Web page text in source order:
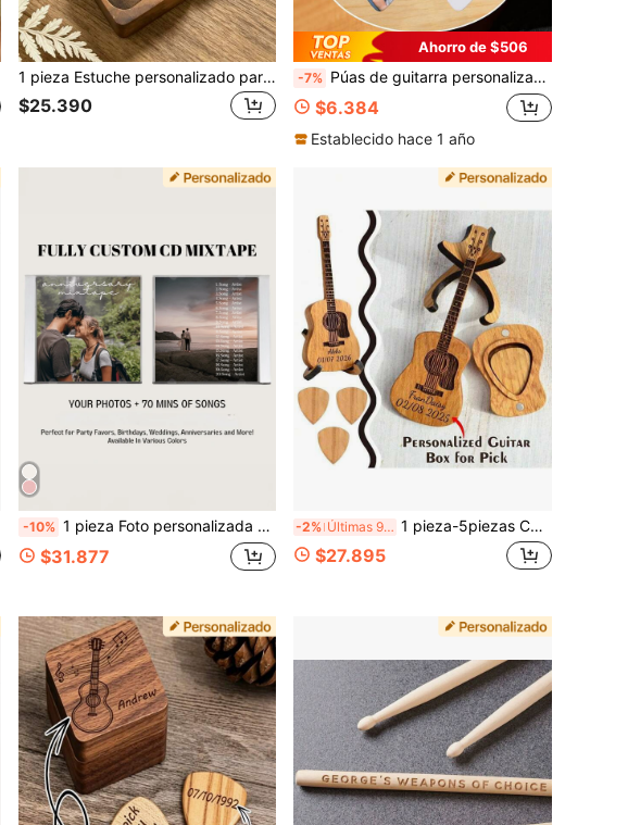
1 pieza Estuche personalizado para púas de guitarra de nogal negro tallado, caja de almacenamiento de púas de madera personalizada, grabado con láser, regalo ideal para guitarristas y músicos, adecuado para cumpleaños, aniversario, Navidad
$25.390
Ahorro de $506
-7% Púas de guitarra personalizadas, accesorios de guitarra con foto y texto personalizados, púa de bajo con imagen personalizada, regalos musicales únicos para guitarristas
$6.384
Establecido hace 1 año
-10% 1 pieza Foto personalizada y CD de mezcla - Fotos y canciones personalizadas hasta 5 discos quemados con portada de alto brillo, regalo único para el Día de la Madre, Día del Padre, San Valentín, Graduación, Aniversarios, Cumpleaños, Parejas, Mejores amigos, amantes de la nostalgia de los 90, regalo de Navidad, listo para reproducir en todas las unidades de CD/DVD, regalo para él, regalo para ella
$31.877
-2% Últimas 9 hrs 1 pieza-5piezas Caja de púa de guitarra acústica de madera personalizada con soporte (3 púas de guitarra por caja) Caja de púa de guitarra personalizada Personaliza tu texto Nombre Regalo de Navidad Regalo de Año Nuevo para amigos niños amantes de la música
$27.895